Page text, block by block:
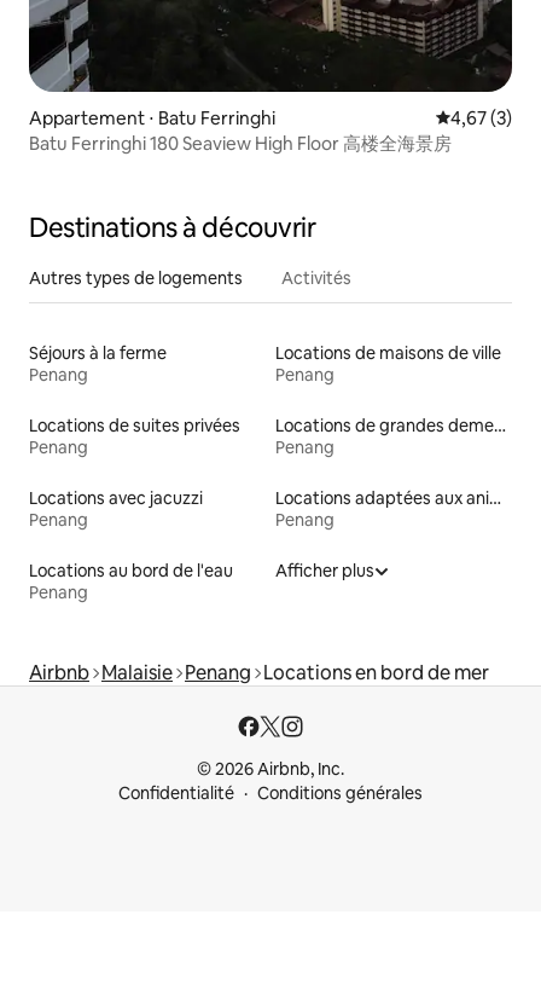
Appartement ⋅ Batu Ferringhi Évaluation
4,67 (3)
Batu Ferringhi 180 Seaview High Floor 高楼全海景房
Destinations à découvrir
Autres types de logements Activités
Séjours à la ferme
Penang
Locations de maisons de ville
Penang
Locations de suites privées
Penang
Locations de grandes demeures
Penang
Locations avec jacuzzi
Penang
Locations adaptées aux animaux
Penang
Locations au bord de l'eau
Penang
Afficher plus
Airbnb Malaisie Penang Locations en bord de mer
© 2026 Airbnb, Inc.
Confidentialité
Conditions générales